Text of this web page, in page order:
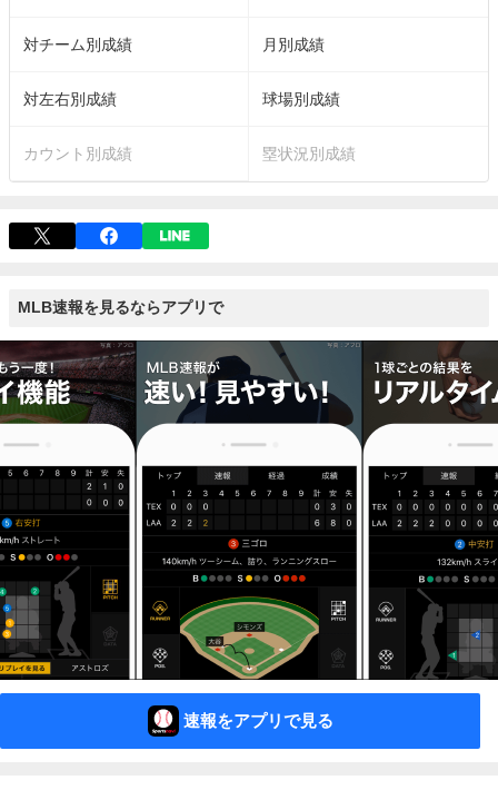
対チーム別成績 月別成績
対左右別成績 球場別成績
カウント別成績 塁状況別成績
MLB速報を見るならアプリで
速報をアプリで見る